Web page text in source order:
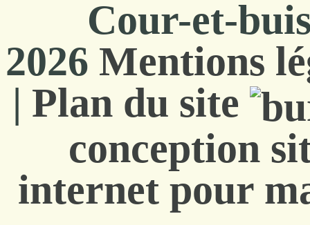
Cour-et-
2026 Mentions
| Plan du site
conception
internet pour